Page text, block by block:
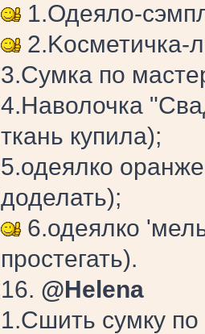
1.Одеяло-
2.Kосметичка-
3.Сумка по
4.Hаволочка
ткань купила);
5.одеялко
доделать);
6.одеялко
простегать).
16. @Helena
1.Сшить сумку